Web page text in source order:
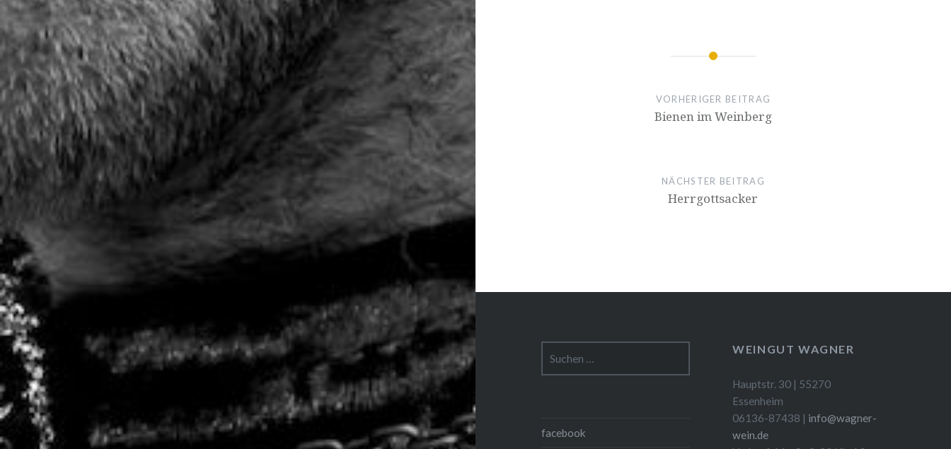
Beitragsnavigation
VORHERIGER BEITRAG
Bienen im Weinberg
NÄCHSTER BEITRAG
Herrgottsacker
nach:
WEINGUT WAGNER
Hauptstr. 30 | 55270
Essenheim
06136-87438 | info@wagner-
wein.de
facebook